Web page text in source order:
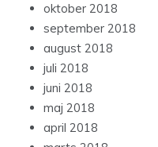
oktober 2018
september 2018
august 2018
juli 2018
juni 2018
maj 2018
april 2018